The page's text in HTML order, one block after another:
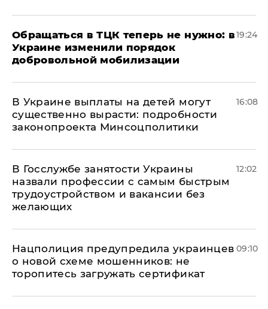
Обращаться в ТЦК теперь не нужно: в
Украине изменили порядок
добровольной мобилизации
19:24
В Украине выплаты на детей могут
существенно вырасти: подробности
законопроекта Минсоцполитики
16:08
В Госслужбе занятости Украины
назвали профессии с самым быстрым
трудоустройством и вакансии без
желающих
12:02
Нацполиция предупредила украинцев
о новой схеме мошенников: не
торопитесь загружать сертификат
09:10